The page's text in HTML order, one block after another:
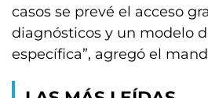
casos se prevé el acceso
diagnósticos y un modelo
específica”, agregó el